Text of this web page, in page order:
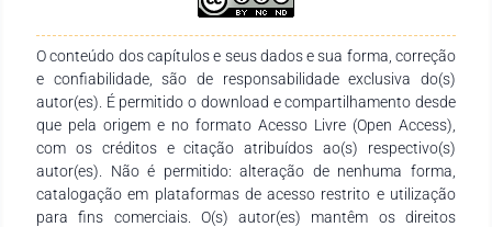
áreas do Saberes. Agradecemos aos autores pelo empenho,
disponibilidade e dedicação para o desenvolvimento e
conclusão dessa obra. Esperamos também que esta obra
sirva de instrumento didático-pedagógico para estudantes,
professores dos diversos níveis de ensino em seus trabalhos e
demais interessados pela temática.
O conteúdo dos capítulos e seus dados e sua forma, correção
e confiabilidade, são de responsabilidade exclusiva do(s)
autor(es). É permitido o download e compartilhamento desde
que pela origem e no formato Acesso Livre (Open Access),
com os créditos e citação atribuídos ao(s) respectivo(s)
autor(es). Não é permitido: alteração de nenhuma forma,
catalogação em plataformas de acesso restrito e utilização
para fins comerciais. O(s) autor(es) mantêm os direitos